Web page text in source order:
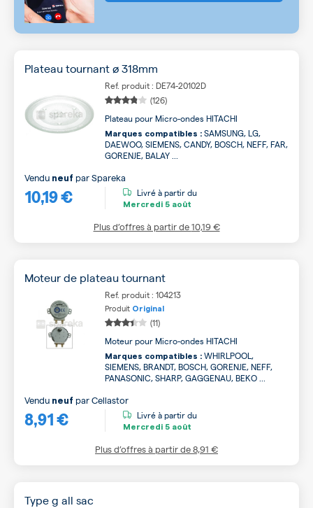
Plateau tournant ø 318mm
Ref. produit : DE74-20102D
(126)
Plateau pour Micro-ondes HITACHI
Marques compatibles : SAMSUNG, LG,
DAEWOO, SIEMENS, CANDY, BOSCH, NEFF, FAR,
GORENJE, BALAY ...
10,19 €
Vendu neuf parSpareka
Livré à partir du
Mercredi 5 août
Plus d’offres à partir de10,19 €
Moteur de plateau tournant
Ref. produit : 104213
Produit Original
(11)
Moteur pour Micro-ondes HITACHI
Marques compatibles : WHIRLPOOL,
SIEMENS, BRANDT, BOSCH, GORENJE, NEFF,
PANASONIC, SHARP, GAGGENAU, BEKO ...
8,91 €
Vendu neuf parCellastor
Livré à partir du
Mercredi 5 août
Plus d’offres à partir de8,91 €
Type g all sac